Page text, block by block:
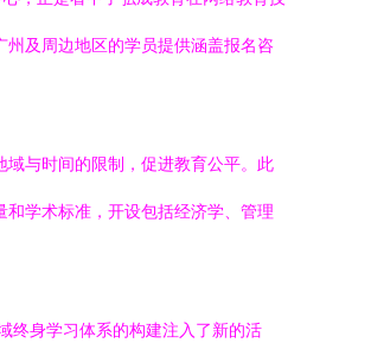
及周边地区的学员提供涵盖报名咨
与时间的限制，促进教育公平。此
学术标准，开设包括经济学、管理
终身学习体系的构建注入了新的活